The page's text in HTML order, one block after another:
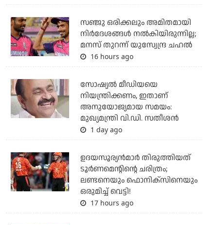
സഞ്ജു ഒരിക്കലും അമിതമായി
നിര്‍ദേശങ്ങള്‍ നല്‍കിയിരുന്നില്ല;
മനസ് തുറന്ന് യുസ്വേന്ദ്ര ചഹല്‍
16 hours ago
സോഷ്യല്‍ മീഡിയയെ
നിയന്ത്രിക്കണം, ഇതാണ്
അനുയോജ്യമായ സമയം:
മുഖ്യമന്ത്രി വി.ഡി. സതീശന്‍
1 day ago
ഉദയസൂര്യന്‍മാര്‍ തിരുത്തിയത്
ടൂര്‍ണമെന്റിന്റെ ചരിത്രം;
ലണ്ടനെയും ഫൊനിക്‌സിനെയും
ഒരുമിച്ച് വെട്ടി!
17 hours ago